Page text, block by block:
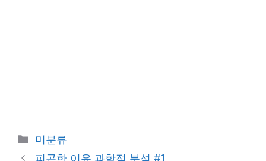
카
테
미분류
피곤한 이유 과학적 분석 #1